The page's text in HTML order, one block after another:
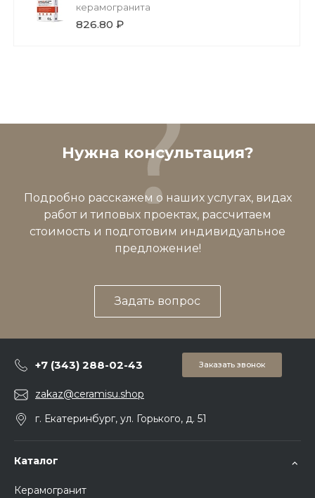
керамогранита
826.80 ₽
Нужна консультация?
Подробно расскажем о наших услугах, видах
работ и типовых проектах, рассчитаем
стоимость и подготовим индивидуальное
предложение!
Задать вопрос
+7 (343) 288-02-43 Заказать звонок
zakaz@ceramisu.shop
г. Екатеринбург, ул. Горького, д. 51
Каталог
Керамогранит